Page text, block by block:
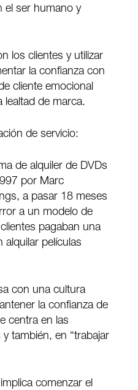
el ser humano y
los clientes y utilizar
la confianza con
cliente emocional
lealtad de marca.
de servicio:
de alquiler de DVDs
por Marc
a pasar 18 meses
a un modelo de
pagaban una
alquilar películas
con una cultura
la confianza de
centra en las
también, en “trabajar
comenzar el